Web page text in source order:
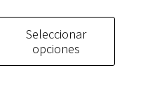
Seleccionar
opciones